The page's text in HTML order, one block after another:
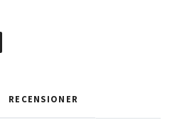
RECENSIONER